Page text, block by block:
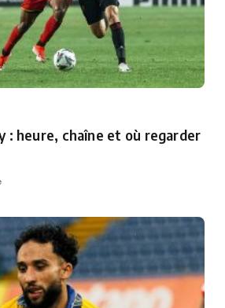
: heure, chaîne et où regarder